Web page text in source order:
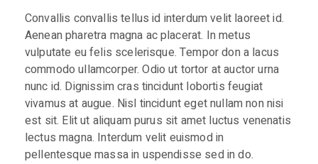
Convallis convallis tellus id interdum velit laoreet id.
Aenean pharetra magna ac placerat. In metus
vulputate eu felis scelerisque. Tempor don a lacus
commodo ullamcorper. Odio ut tortor at auctor urna
nunc id. Dignissim cras tincidunt lobortis feugiat
vivamus at augue. Nisl tincidunt eget nullam non nisi
est sit. Elit ut aliquam purus sit amet luctus venenatis
lectus magna. Interdum velit euismod in
pellentesque massa in uspendisse sed in do.